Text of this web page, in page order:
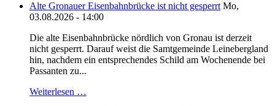
Alte Gronauer Eisenbahnbrücke ist nicht gesperrt Mo,
03.08.2026 - 14:00
Die alte Eisenbahnbrücke nördlich von Gronau ist derzeit
nicht gesperrt. Darauf weist die Samtgemeinde Leinebergland
hin, nachdem ein entsprechendes Schild am Wochenende bei
Passanten zu...
Weiterlesen …